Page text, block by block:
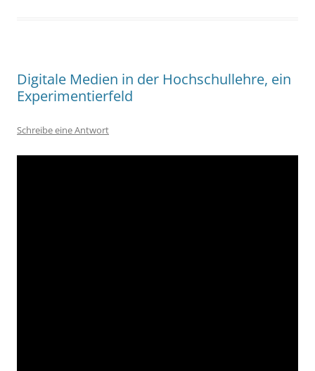
Digitale Medien in der Hochschullehre, ein
Experimentierfeld
Schreibe eine Antwort